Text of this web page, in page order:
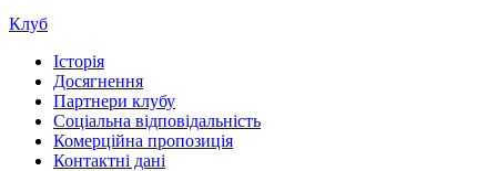
Клуб
Історія
Досягнення
Партнери клубу
Соціальна відповідальність
Комерційна пропозиція
Контактні дані